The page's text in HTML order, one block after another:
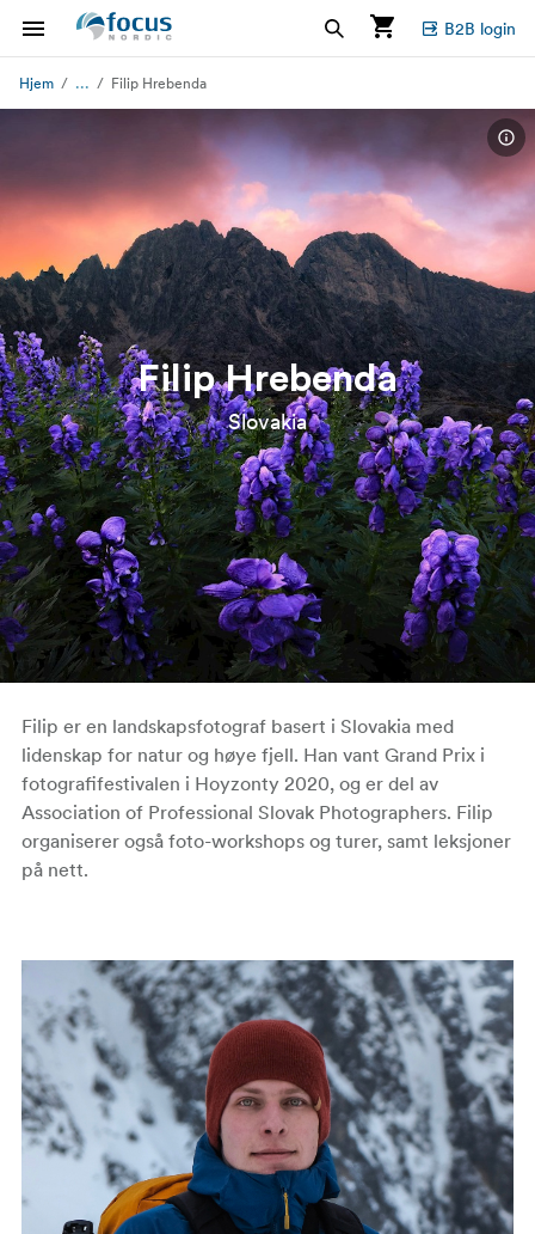
B2B login
Hjem ... Filip Hrebenda
Filip Hrebenda
Slovakia
Filip er en landskapsfotograf basert i Slovakia med
lidenskap for natur og høye fjell. Han vant Grand Prix i
fotografifestivalen i Hoyzonty 2020, og er del av
Association of Professional Slovak Photographers. Filip
organiserer også foto-workshops og turer, samt leksjoner
på nett.